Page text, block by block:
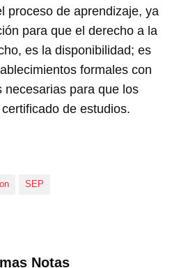
proceso de aprendizaje, ya
para que el derecho a la
es la disponibilidad; es
formales con
necesarias para que los
de estudios.
SEP
Notas